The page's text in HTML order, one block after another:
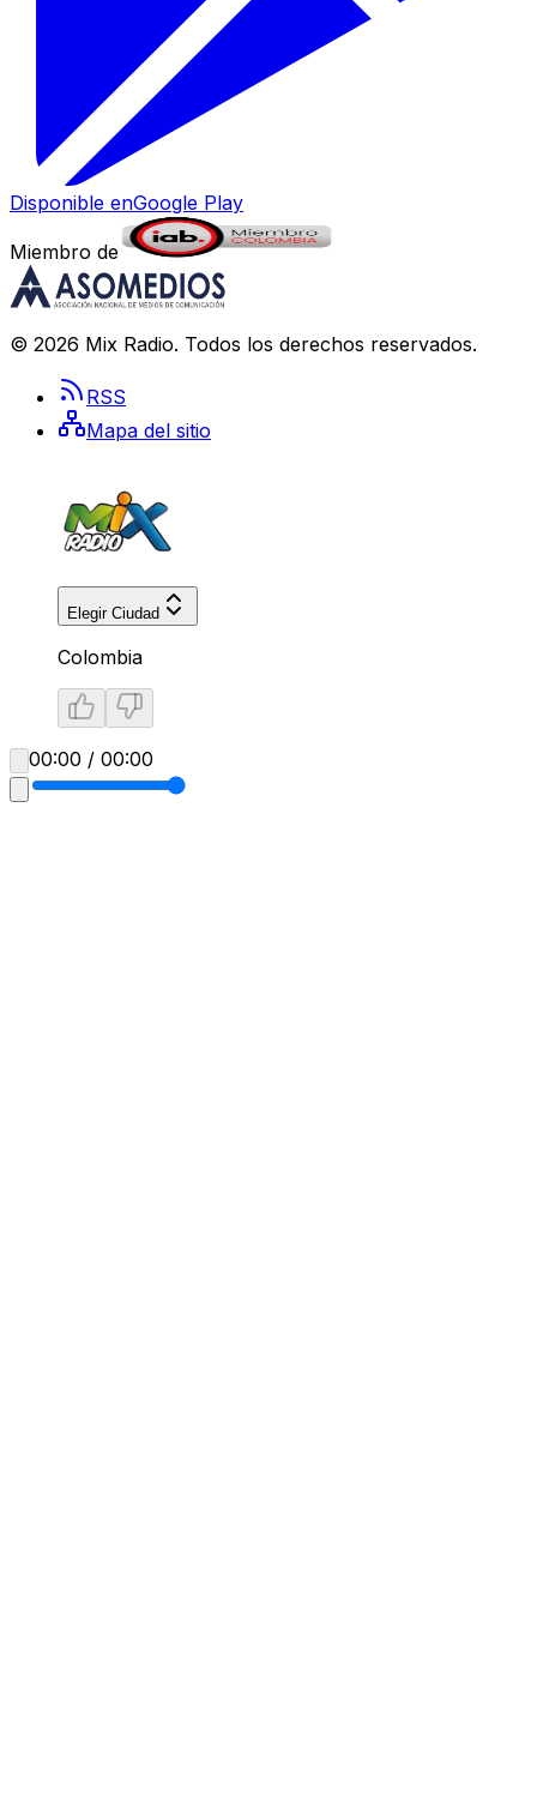
Disponible enGoogle Play
Miembro de
© 2026 Mix Radio. Todos los derechos reservados.
RSS
Mapa del sitio
Elegir Ciudad
Colombia
00:00 / 00:00